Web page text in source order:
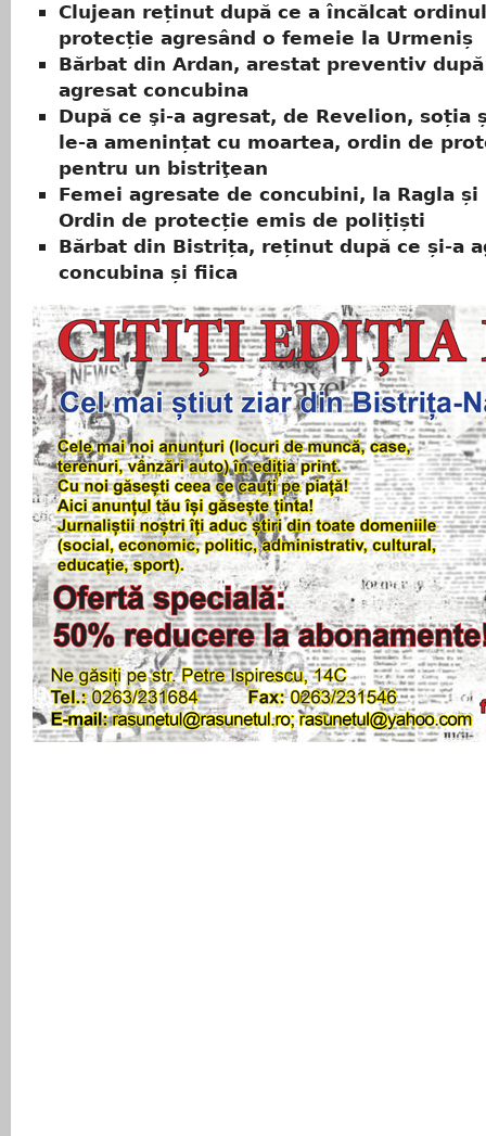
Clujean reținut după ce a încălcat
protecție agresând o femeie la Urmeniș
Bărbat din Ardan, arestat preventiv
agresat concubina
După ce şi-a agresat, de Revelion, soția
le-a amenințat cu moartea, ordin de
pentru un bistriţean
Femei agresate de concubini, la Ragla și
Ordin de protecție emis de polițiști
Bărbat din Bistrița, reținut după ce și-a
concubina și fiica